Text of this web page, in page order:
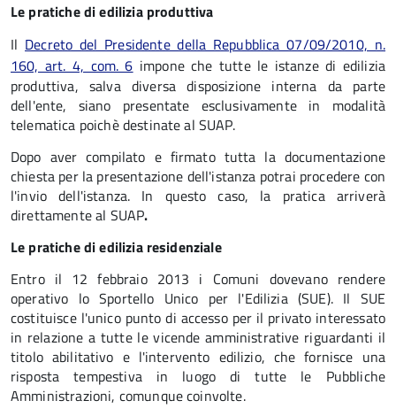
Le pratiche di edilizia produttiva
Il Decreto del Presidente della Repubblica 07/09/2010, n.
160, art. 4, com. 6 impone che tutte le istanze di edilizia
produttiva, salva diversa disposizione interna da parte
dell'ente, siano presentate esclusivamente in modalità
telematica poichè destinate al SUAP.
Dopo aver compilato e firmato tutta la documentazione
chiesta per la presentazione dell'istanza potrai procedere con
l'invio dell'istanza. In questo caso, la pratica arriverà
direttamente al SUAP.
Le pratiche di edilizia residenziale
Entro il 12 febbraio 2013 i Comuni dovevano rendere
operativo lo Sportello Unico per l'Edilizia (SUE). Il SUE
costituisce l'unico punto di accesso per il privato interessato
in relazione a tutte le vicende amministrative riguardanti il
titolo abilitativo e l'intervento edilizio, che fornisce una
risposta tempestiva in luogo di tutte le Pubbliche
Amministrazioni, comunque coinvolte.